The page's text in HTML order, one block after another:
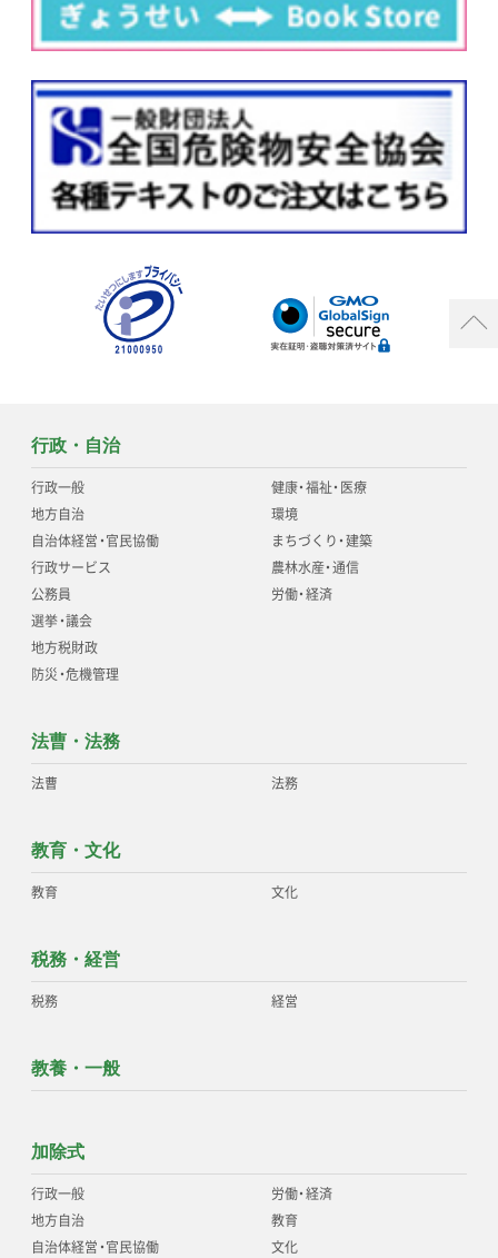
行政・自治
行政一般
地方自治
自治体経営・官民協働
行政サービス
公務員
選挙・議会
地方税財政
防災・危機管理
健康・福祉・医療
環境
まちづくり・建築
農林水産・通信
労働・経済
法曹・法務
法曹 法務
教育・文化
教育 文化
税務・経営
税務 経営
教養・一般
加除式
行政一般
地方自治
自治体経営・官民協働
労働・経済
教育
文化